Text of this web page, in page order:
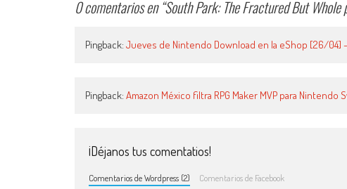
0 comentarios en “South Park: The Fractured But
Pingback: Jueves de Nintendo Download en la eShop [26/04]
Pingback: Amazon México filtra RPG Maker MVP para
¡Déjanos tus comentatios!
Comentarios de Wordpress (2) Comentarios de Facebook